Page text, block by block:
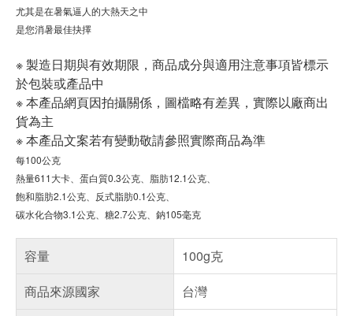
尤其是在暑氣逼人的大熱天之中
是您消暑最佳抉擇
※ 製造日期與有效期限，商品成分與適用注意事項皆標示
於包裝或產品中
※ 本產品網頁因拍攝關係，圖檔略有差異，實際以廠商出
貨為主
※ 本產品文案若有變動敬請參照實際商品為準
每100公克
熱量611大卡
蛋白質0.3公克、脂肪12.1公克、
飽和脂肪2.1公克、反式脂肪0.1公克、
碳水化合物3.1公克、糖2.7公克、鈉105毫克
容量
100g克
商品來源國家
台灣